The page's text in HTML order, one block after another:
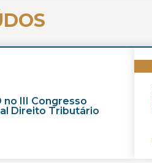
no III Congresso
Direito Tributário